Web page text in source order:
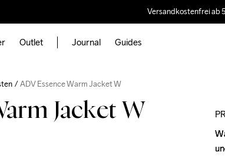
Versandkostenfrei ab
Outlet Journal Guides
ADV Essence Warm Jacket W
Jacket W